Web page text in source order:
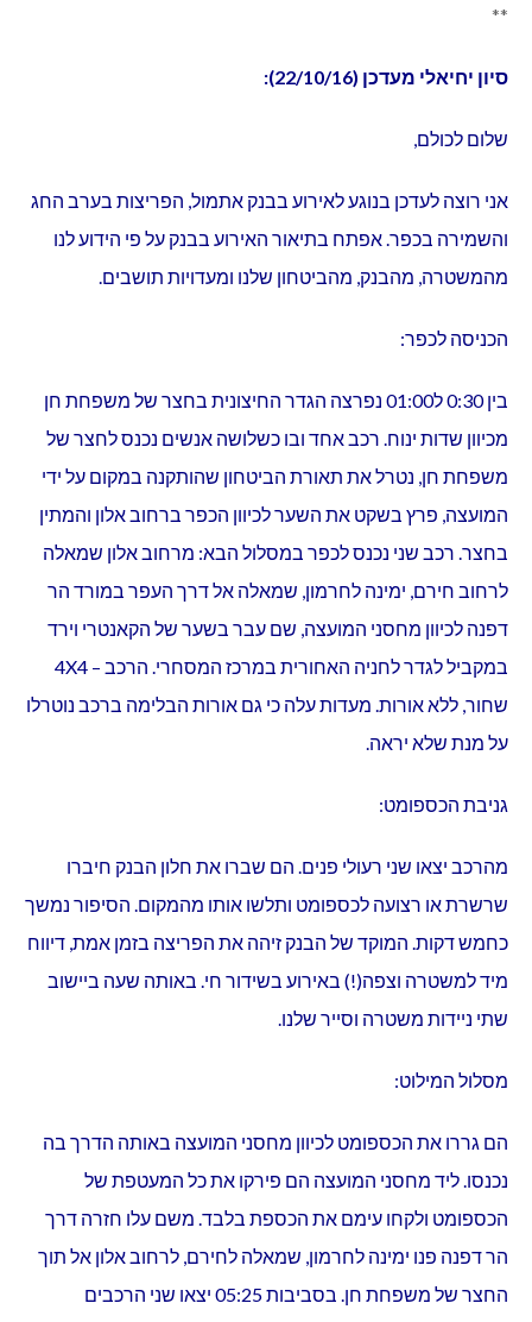
**
סיון יחיאלי מעדכן (22/10/16):
שלום לכולם,
אני רוצה לעדכן בנוגע לאירוע בבנק אתמול, הפריצות בערב החג
והשמירה בכפר. אפתח בתיאור האירוע בבנק על פי הידוע לנו
מהמשטרה, מהבנק, מהביטחון שלנו ומעדויות תושבים.
הכניסה לכפר:
בין 0:30 ל01:00 נפרצה הגדר החיצונית בחצר של משפחת חן
מכיוון שדות ינוח. רכב אחד ובו כשלושה אנשים נכנס לחצר של
משפחת חן, נטרל את תאורת הביטחון שהותקנה במקום על ידי
המועצה, פרץ בשקט את השער לכיוון הכפר ברחוב אלון והמתין
בחצר. רכב שני נכנס לכפר במסלול הבא: מרחוב אלון שמאלה
לרחוב חירם, ימינה לחרמון, שמאלה אל דרך העפר במורד הר
דפנה לכיוון מחסני המועצה, שם עבר בשער של הקאנטרי וירד
במקביל לגדר לחניה האחורית במרכז המסחרי. הרכב – 4X4
שחור, ללא אורות. מעדות עלה כי גם אורות הבלימה ברכב נוטרלו
על מנת שלא יראה.
גניבת הכספומט:
מהרכב יצאו שני רעולי פנים. הם שברו את חלון הבנק חיברו
שרשרת או רצועה לכספומט ותלשו אותו מהמקום. הסיפור נמשך
כחמש דקות. המוקד של הבנק זיהה את הפריצה בזמן אמת, דיווח
מיד למשטרה וצפה(!) באירוע בשידור חי. באותה שעה ביישוב
שתי ניידות משטרה וסייר שלנו.
מסלול המילוט:
הם גררו את הכספומט לכיוון מחסני המועצה באותה הדרך בה
נכנסו. ליד מחסני המועצה הם פירקו את כל המעטפת של
הכספומט ולקחו עימם את הכספת בלבד. משם עלו חזרה דרך
הר דפנה פנו ימינה לחרמון, שמאלה לחירם, לרחוב אלון אל תוך
החצר של משפחת חן. בסביבות 05:25 יצאו שני הרכבים